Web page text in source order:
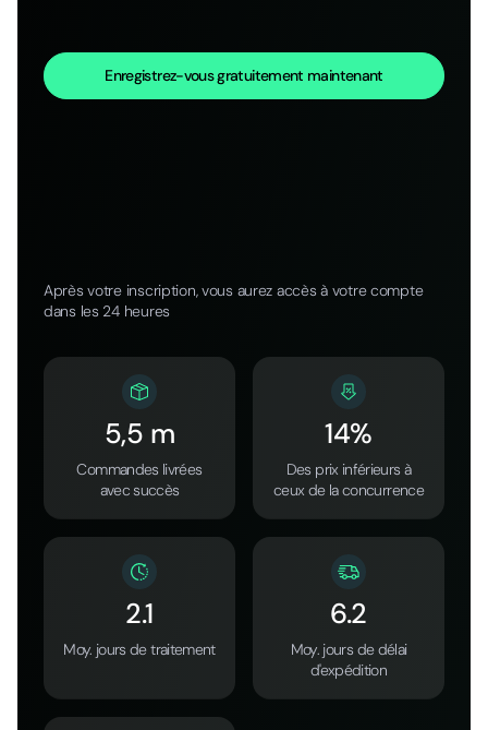
Enregistrez-vous gratuitement maintenant
Après votre inscription, vous aurez accès à votre compte
dans les 24 heures
5,5 m
Commandes livrées
avec succès
14%
Des prix inférieurs à
ceux de la concurrence
2.1
Moy. jours de traitement
6.2
Moy. jours de délai
d'expédition